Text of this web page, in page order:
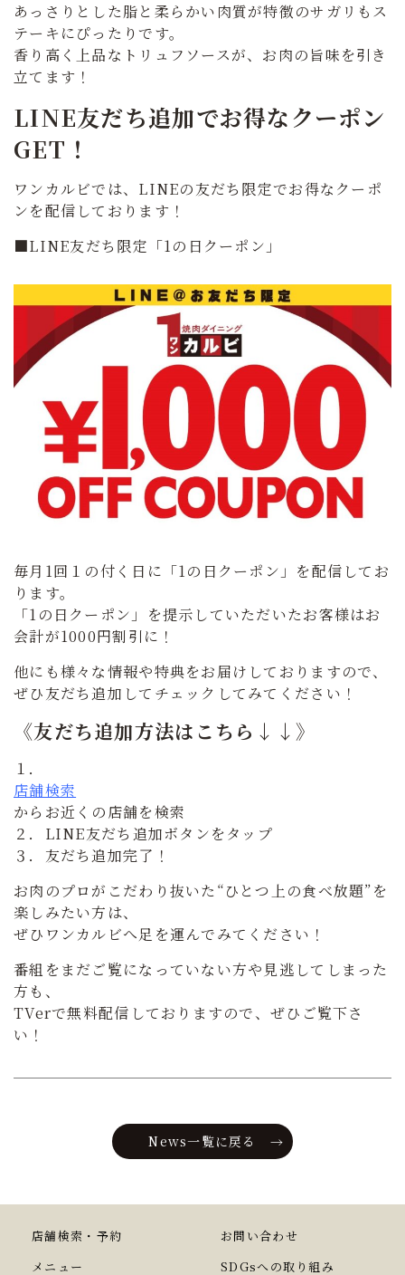
あっさりとした脂と柔らかい肉質が特徴のサガリもス
テーキにぴったりです。
香り高く上品なトリュフソースが、お肉の旨味を引き
立てます！
LINE友だち追加でお得なクーポン
GET！
ワンカルビでは、LINEの友だち限定でお得なクーポ
ンを配信しております！
■LINE友だち限定「1の日クーポン」
毎月1回１の付く日に「1の日クーポン」を配信してお
ります。
「1の日クーポン」を提示していただいたお客様はお
会計が1000円割引に！
他にも様々な情報や特典をお届けしておりますので、
ぜひ友だち追加してチェックしてみてください！
《友だち追加方法はこちら↓↓》
１．
店舗検索
からお近くの店舗を検索
２．LINE友だち追加ボタンをタップ
３．友だち追加完了！
お肉のプロがこだわり抜いた“ひとつ上の食べ放題”を
楽しみたい方は、
ぜひワンカルビへ足を運んでみてください！
番組をまだご覧になっていない方や見逃してしまった
方も、
TVerで無料配信しておりますので、ぜひご覧下さ
い！
News一覧に戻る
店舗検索・予約
メニュー
お問い合わせ
SDGsへの取り組み